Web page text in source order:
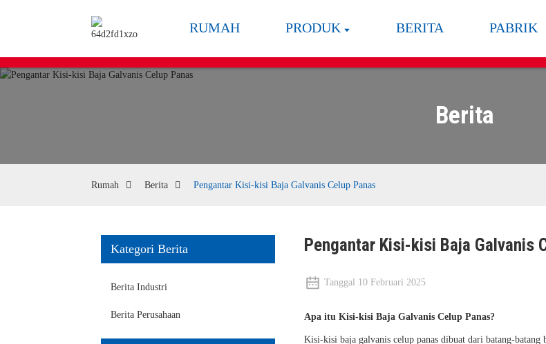
RUMAH PRODUK BERITA PABRIK
Berita
Rumah Berita Pengantar Kisi-kisi Baja Galvanis Celup Panas
Kategori Berita
Berita Industri
Berita Perusahaan
Pengantar Kisi-kisi Baja Galvanis
Tanggal 10 Februari 2025
Apa itu Kisi-kisi Baja Galvanis Celup Panas?
Kisi-kisi baja galvanis celup panas dibuat dari batang-